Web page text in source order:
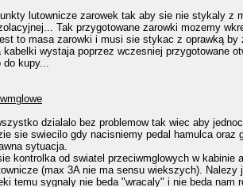
lutownicze zarowek tak aby sie nie stykaly z
Tak przygotowane zarowki mozemy
to masa zarowki i musi sie stykac z oprawką by
wystaja poprzez wczesniej przygotowane
kupy...
dzialalo bez problemow tak wiec aby
sie swiecilo gdy nacisniemy pedal hamulca
sytuacja.
kontrolka od swiatel przeciwmglowych w
(max 3A nie ma sensu wiekszych).
temu sygnaly nie beda "wracaly" i nie beda nam